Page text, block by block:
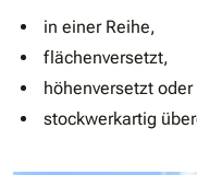
in einer Reihe,
flächenversetzt,
höhenversetzt oder
stockwerkartig